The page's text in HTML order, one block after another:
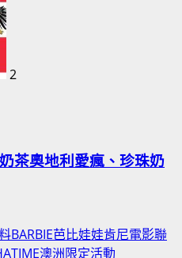
2
茶奧地利愛瘋、珍珠奶
BARBIE芭比娃娃肯尼電影聯
澳洲限定活動